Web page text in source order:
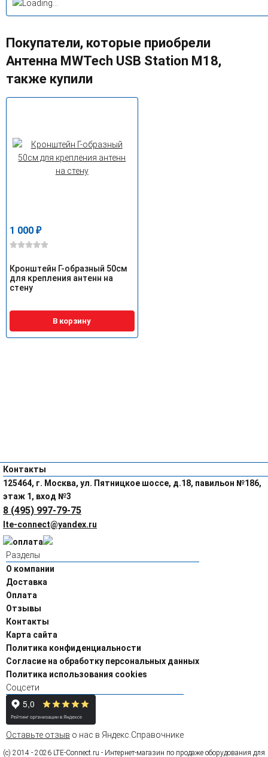
Покупатели, которые приобрели
Антенна MWTech USB Station M18,
также купили
1 000 ₽
Кронштейн Г-образный 50см
для крепления антенн на
стену
В корзину
Контакты
125464, г. Москва, ул. Пятницкое шоссе, д.18, павильон №186,
этаж 1, вход №3
8 (495) 997-79-75
lte-connect@yandex.ru
Разделы
О компании
Доставка
Оплата
Отзывы
Контакты
Карта сайта
Политика конфиденциальности
Согласие на обработку персональных данных
Политика использования cookies
Соцсети
Оставьте отзыв о нас в Яндекс.Справочнике
(c) 2014 - 2026 LTE-Connect.ru - Интернет-магазин по продаже оборудования для